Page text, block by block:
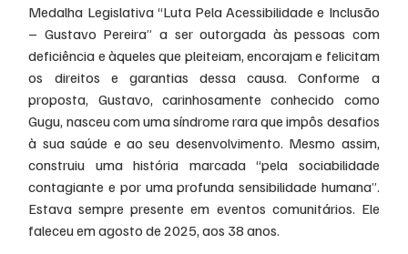
Medalha Legislativa “Luta Pela Acessibilidade e Inclusão
– Gustavo Pereira” a ser outorgada às pessoas com
deficiência e àqueles que pleiteiam, encorajam e felicitam
os direitos e garantias dessa causa. Conforme a
proposta, Gustavo, carinhosamente conhecido como
Gugu, nasceu com uma síndrome rara que impôs desafios
à sua saúde e ao seu desenvolvimento. Mesmo assim,
construiu uma história marcada “pela sociabilidade
contagiante e por uma profunda sensibilidade humana”.
Estava sempre presente em eventos comunitários. Ele
faleceu em agosto de 2025, aos 38 anos.